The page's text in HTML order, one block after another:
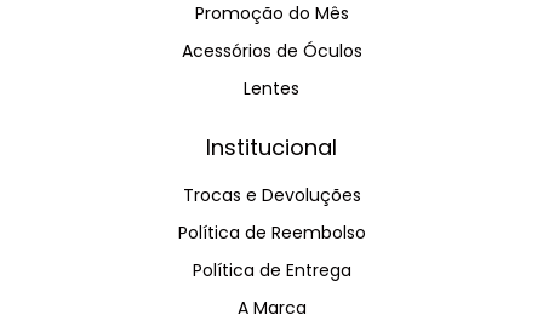
Promoção do Mês
Acessórios de Óculos
Lentes
Institucional
Trocas e Devoluções
Política de Reembolso
Política de Entrega
A Marca